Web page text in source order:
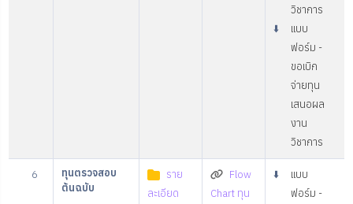
วิชาการ
⬇️
แบบ
ฟอร์ม -
ขอเบิก
จ่ายทุน
เสนอผล
งาน
วิชาการ
6
ทุนตรวจสอบ
ต้นฉบับ
ราย
ละเอียด
Flow
Chart ทุน
⬇️
แบบ
ฟอร์ม -